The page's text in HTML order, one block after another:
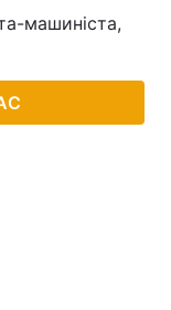
машиніста,